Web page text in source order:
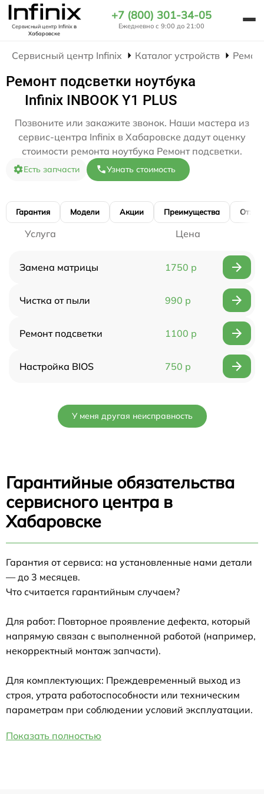
Сервисный центр Infinixв
Хабаровске
+7 (800) 301-34-05
Ежедневно с 9:00 до 21:00
Сервисный центр Infinix Каталог устройств
Ремонт подсветки ноутбука
Infinix INBOOK Y1 PLUS
Позвоните или закажите звонок. Наши мастера из
сервис-центра Infinix в Хабаровске дадут оценку
стоимости ремонта ноутбука Ремонт подсветки.
Есть запчасти Узнать стоимость
Гарантия Модели Акции Преимущества
Услуга Цена
Замена матрицы 1750 р
Чистка от пыли 990 р
Ремонт подсветки 1100 р
Настройка BIOS 750 р
У меня другая неисправность
Гарантийные обязательства
сервисного центра в
Хабаровске
Гарантия от сервиса: на установленные нами детали
— до 3 месяцев.
Что считается гарантийным случаем?
Для работ: Повторное проявление дефекта, который
напрямую связан с выполненной работой (например,
некорректный монтаж запчасти).
Для комплектующих: Преждевременный выход из
строя, утрата работоспособности или техническим
параметрам при соблюдении условий эксплуатации.
Показать полностью